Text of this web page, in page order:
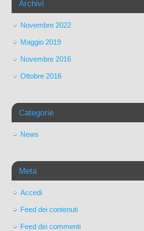
Archivi
Novembre 2022
Maggio 2019
Novembre 2016
Ottobre 2016
Categorie
News
Meta
Accedi
Feed dei contenuti
Feed dei commenti